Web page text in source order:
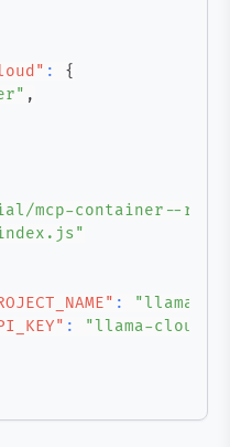
:
{
,
mcp-container--run-
:
"llama-
:
"llama-cloud-